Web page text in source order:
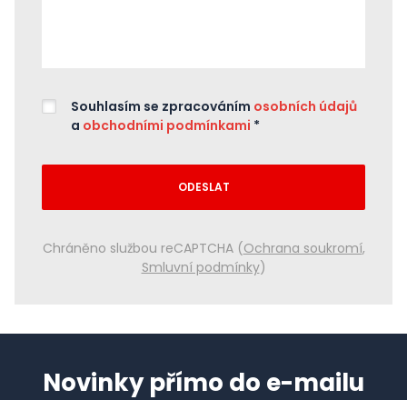
Souhlasím se zpracováním osobních údajů
a obchodními podmínkami *
ODESLAT
Chráněno službou reCAPTCHA (Ochrana soukromí,
Smluvní podmínky)
Novinky přímo do e-mailu